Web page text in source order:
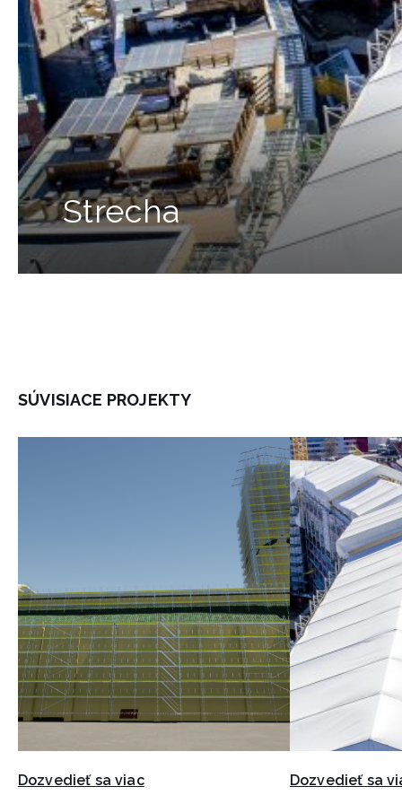
Strecha
SÚVISIACE PROJEKTY
Dozvedieť sa viac Dozvedieť sa